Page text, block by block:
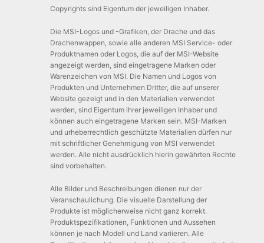
Copyrights sind Eigentum der jeweiligen Inhaber.
Die MSI-Logos und -Grafiken, der Drache und das
Drachenwappen, sowie alle anderen MSI Service- oder
Produktnamen oder Logos, die auf der MSI-Website
angezeigt werden, sind eingetragene Marken oder
Warenzeichen von MSI. Die Namen und Logos von
Produkten und Unternehmen Dritter, die auf unserer
Website gezeigt und in den Materialien verwendet
werden, sind Eigentum ihrer jeweiligen Inhaber und
können auch eingetragene Marken sein. MSI-Marken
und urheberrechtlich geschützte Materialien dürfen nur
mit schriftlicher Genehmigung von MSI verwendet
werden. Alle nicht ausdrücklich hierin gewährten Rechte
sind vorbehalten.
Alle Bilder und Beschreibungen dienen nur der
Veranschaulichung. Die visuelle Darstellung der
Produkte ist möglicherweise nicht ganz korrekt.
Produktspezifikationen, Funktionen und Aussehen
können je nach Modell und Land variieren. Alle